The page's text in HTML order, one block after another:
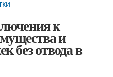
к
и
без отвода в